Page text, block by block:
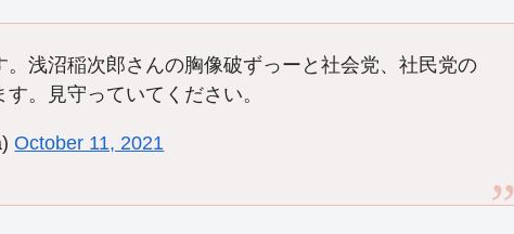
浅沼稲次郎さんの胸像破ずっーと社会党、社民党の
。見守っていてください。
October 11, 2021